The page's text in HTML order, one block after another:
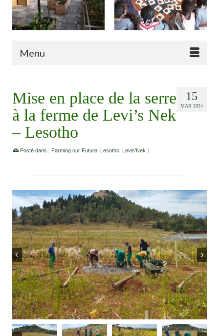
Menu
15
MAR 2024
Mise en place de la serre
à la ferme de Levi’s Nek
– Lesotho
Posté dans : Farming our Future Lesotho Levis'Nek |